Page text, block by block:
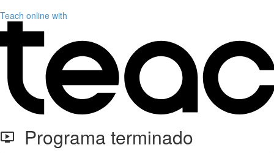
Teach online with
Programa terminado